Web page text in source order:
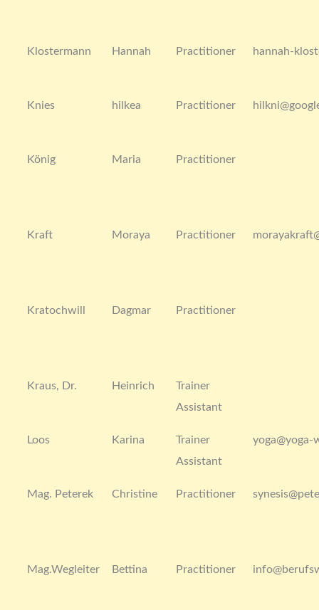
Klostermann Hannah Practitioner hannah-
Knies hilkea Practitioner
König Maria Practitioner
Kraft Moraya Practitioner
Kratochwill Dagmar Practitioner
Kraus, Dr. Heinrich
Trainer
Assistant
Loos Karina
Trainer
Assistant
yoga@yoga-
Mag. Peterek Christine Practitioner
Mag.Wegleiter Bettina Practitioner